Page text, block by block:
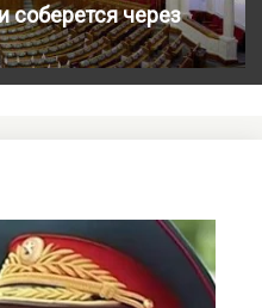
соберется через